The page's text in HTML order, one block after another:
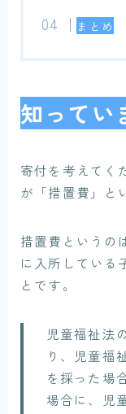
まとめ
知ってい
寄付を考えてく
が 「措置費」 と
措置費というの
に入所している
とです。
児童福祉法
り、児童福
を採った場
場合に、児